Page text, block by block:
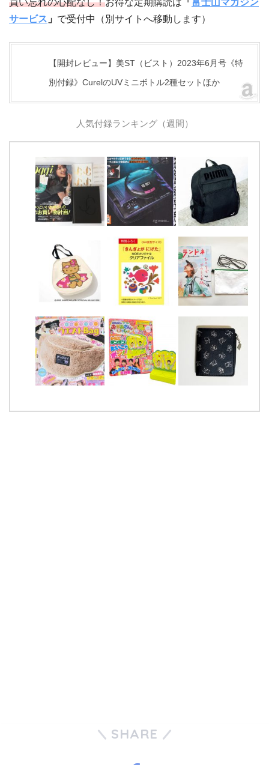
サービス 」 で受付中（別サイトへ移動します）
【開封レビュー】美ST（ビスト）2023年6月号《特
別付録》CurelのUVミニボトル2種セットほか
人気付録ランキング（週間）
SHARE